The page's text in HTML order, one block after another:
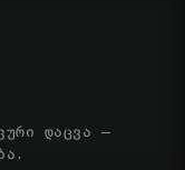
დაცვა —